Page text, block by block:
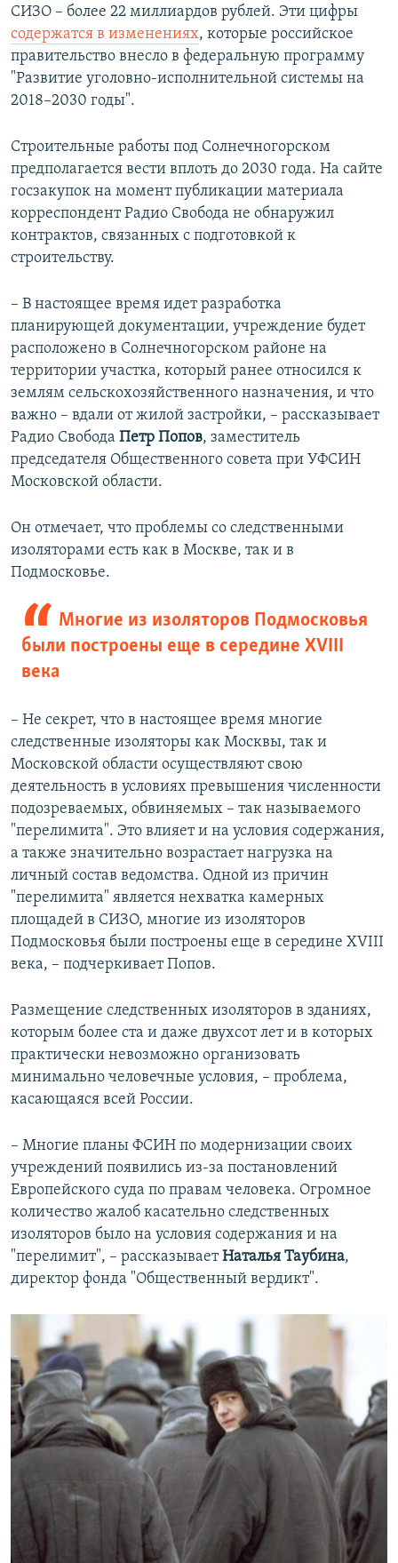
СИЗО – более 22 миллиардов рублей. Эти цифры
содержатся в изменениях, которые российское
правительство внесло в федеральную программу
"Развитие уголовно-исполнительной системы на
2018–2030 годы".
Строительные работы под Солнечногорском
предполагается вести вплоть до 2030 года. На сайте
госзакупок на момент публикации материала
корреспондент Радио Свобода не обнаружил
контрактов, связанных с подготовкой к
строительству.
– В настоящее время идет разработка
планирующей документации, учреждение будет
расположено в Солнечногорском районе на
территории участка, который ранее относился к
землям сельскохозяйственного назначения, и что
важно – вдали от жилой застройки, – рассказывает
Радио Свобода Петр Попов, заместитель
председателя Общественного совета при УФСИН
Московской области.
Он отмечает, что проблемы со следственными
изоляторами есть как в Москве, так и в
Подмосковье.
Многие из изоляторов Подмосковья
были построены еще в середине XVIII
века
– Не секрет, что в настоящее время многие
следственные изоляторы как Москвы, так и
Московской области осуществляют свою
деятельность в условиях превышения численности
подозреваемых, обвиняемых – так называемого
"перелимита". Это влияет и на условия содержания,
а также значительно возрастает нагрузка на
личный состав ведомства. Одной из причин
"перелимита" является нехватка камерных
площадей в СИЗО, многие из изоляторов
Подмосковья были построены еще в середине XVIII
века, – подчеркивает Попов.
Размещение следственных изоляторов в зданиях,
которым более ста и даже двухсот лет и в которых
практически невозможно организовать
минимально человечные условия, – проблема,
касающаяся всей России.
– Многие планы ФСИН по модернизации своих
учреждений появились из-за постановлений
Европейского суда по правам человека. Огромное
количество жалоб касательно следственных
изоляторов было на условия содержания и на
"перелимит", – рассказываетНаталья Таубина,
директор фонда "Общественный вердикт".